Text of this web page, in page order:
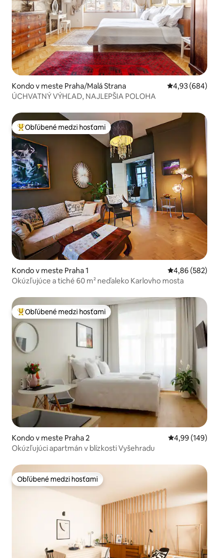
Kondo v meste Praha/Malá Strana Priemerné
4,93 (684)
ÚCHVATNÝ VÝHĽAD, NAJLEPŠIA POLOHA
Najobľúbenejšie medzi hosťami
Obľúbené medzi hosťami
Kondo v meste Praha 1 Priemerné
4,86 (582)
Okúzľujúce a tiché 60 m² neďaleko Karlovho mosta
Najobľúbenejšie medzi hosťami
Obľúbené medzi hosťami
Kondo v meste Praha 2 Priemerné
4,99 (149)
Okúzľujúci apartmán v blízkosti Vyšehradu
Obľúbené medzi hosťami
Obľúbené medzi hosťami